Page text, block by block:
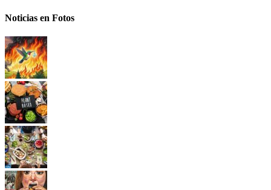
Noticias en Fotos